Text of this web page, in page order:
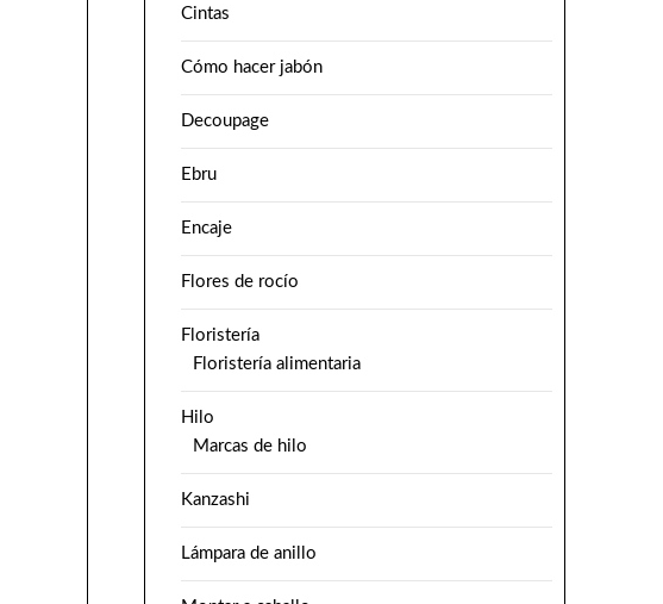
Cintas
Cómo hacer jabón
Decoupage
Ebru
Encaje
Flores de rocío
Floristería
Floristería alimentaria
Hilo
Marcas de hilo
Kanzashi
Lámpara de anillo